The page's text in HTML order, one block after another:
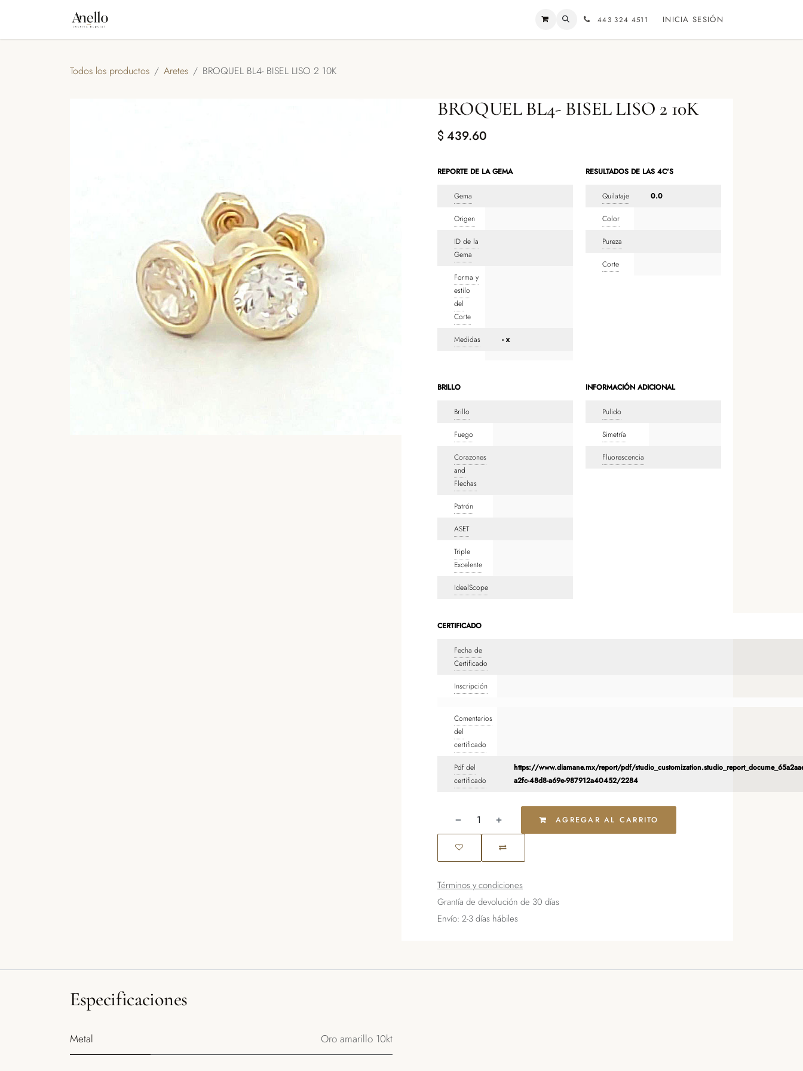
443 324 4511 INICIA SESIÓN
Todos los productos Aretes BROQUEL BL4- BISEL LISO 2 10K
BROQUEL BL4- BISEL LISO 2 10K
$ 439.60
REPORTE DE LA GEMA
Gema
Origen
ID de la
Gema
Forma y
estilo
del
Corte
Medidas - x
RESULTADOS DE LAS 4C'S
Quilataje 0.0
Color
Pureza
Corte
BRILLO
Brillo
Fuego
Corazones
and
Flechas
Patrón
ASET
Triple
Excelente
IdealScope
INFORMACIÓN ADICIONAL
Pulido
Simetría
Fluorescencia
CERTIFICADO
Fecha de
Certificado
Inscripción
Comentarios
del
certificado
Pdf del
certificado
https://www.diamane.mx/report/pdf/
a2fc-48d8-a69e-987912a40452/2284
AGREGAR AL CARRITO
Términos y condiciones
Grantía de devolución de 30 días
Envío: 2-3 días hábiles
Especificaciones
Metal Oro amarillo 10kt